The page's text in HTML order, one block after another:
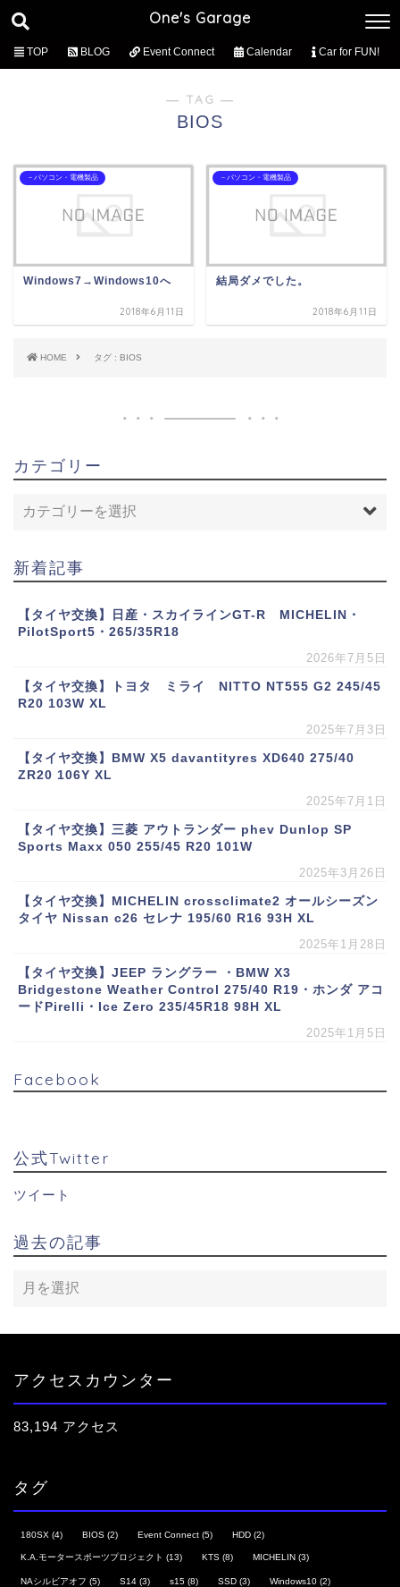
One's Garage
TOP BLOG Event Connect Calendar Car for FUN!
― TAG ―
BIOS
－パソコン・電機製品
Windows7→Windows10へ
2018年6月11日
－パソコン・電機製品
結局ダメでした。
2018年6月11日
HOME タグ : BIOS
カテゴリー
新着記事
【タイヤ交換】日産・スカイラインGT-R MICHELIN・
PilotSport5・265/35R18
2026年7月5日
【タイヤ交換】トヨタ ミライ NITTO NT555 G2 245/45
R20 103W XL
2025年7月3日
【タイヤ交換】BMW X5 davantityres XD640 275/40
ZR20 106Y XL
2025年7月1日
【タイヤ交換】三菱 アウトランダー phev Dunlop SP
Sports Maxx 050 255/45 R20 101W
2025年3月26日
【タイヤ交換】MICHELIN crossclimate2 オールシーズン
タイヤ Nissan c26 セレナ 195/60 R16 93H XL
2025年1月28日
【タイヤ交換】JEEP ラングラー ・BMW X3
Bridgestone Weather Control 275/40 R19・ホンダ アコ
ードPirelli・Ice Zero 235/45R18 98H XL
2025年1月5日
Facebook
公式Twitter
ツイート
過去の記事
アクセスカウンター
83,194 アクセス
タグ
180SX (4) BIOS (2) Event Connect (5) HDD (2)
K.A.モータースポーツプロジェクト (13) KTS (8) MICHELIN (3)
NAシルビアオフ (5) S14 (3) s15 (8) SSD (3) Windows10 (2)